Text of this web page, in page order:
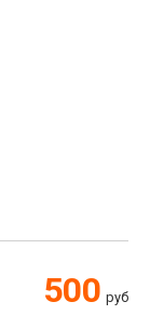
500 руб